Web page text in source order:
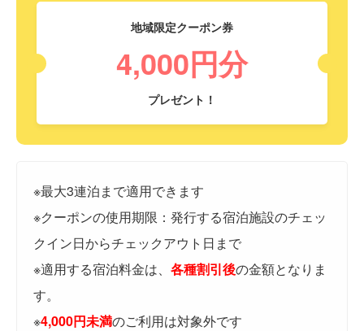
地域限定クーポン券
4,000円分
プレゼント！
※最大3連泊まで適用できます
※クーポンの使用期限：発行する宿泊施設のチェッ
クイン日からチェックアウト日まで
※適用する宿泊料金は、 各種割引後の金額となりま
す。
※4,000円未満のご利用は対象外です